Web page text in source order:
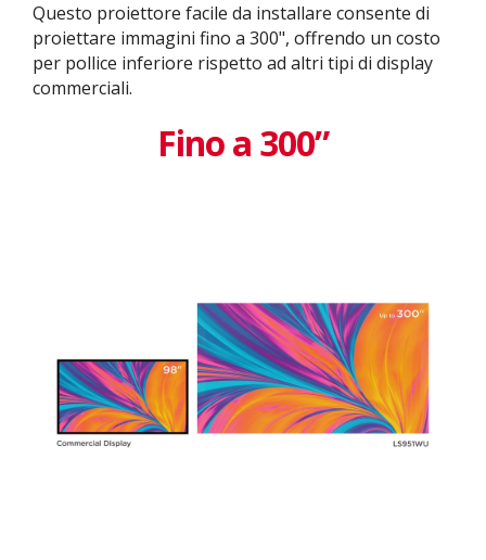
Questo proiettore facile da installare consente di
proiettare immagini fino a 300", offrendo un costo
per pollice inferiore rispetto ad altri tipi di display
commerciali.
Fino a 300”